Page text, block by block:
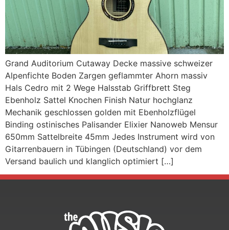
Grand Auditorium Cutaway Decke massive schweizer
Alpenfichte Boden Zargen geflammter Ahorn massiv
Hals Cedro mit 2 Wege Halsstab Griffbrett Steg
Ebenholz Sattel Knochen Finish Natur hochglanz
Mechanik geschlossen golden mit Ebenholzflügel
Binding ostinisches Palisander Elixier Nanoweb Mensur
650mm Sattelbreite 45mm Jedes Instrument wird von
Gitarrenbauern in Tübingen (Deutschland) vor dem
Versand baulich und klanglich optimiert […]